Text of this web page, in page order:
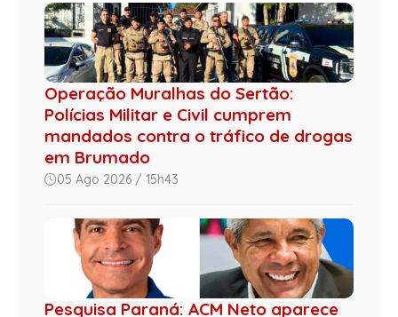
Operação Muralhas do Sertão:
Polícias Militar e Civil cumprem
mandados contra o tráfico de drogas
em Brumado
05 Ago 2026 / 15h43
Pesquisa Paraná: ACM Neto aparece